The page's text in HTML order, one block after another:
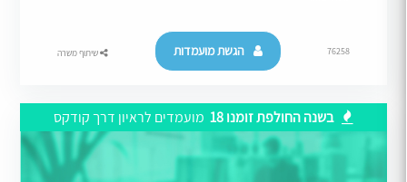
76258 הגשת מועמדות שיתוף משרה
בשנה החולפת זומנו 18 מועמדים לראיון דרך קודקס